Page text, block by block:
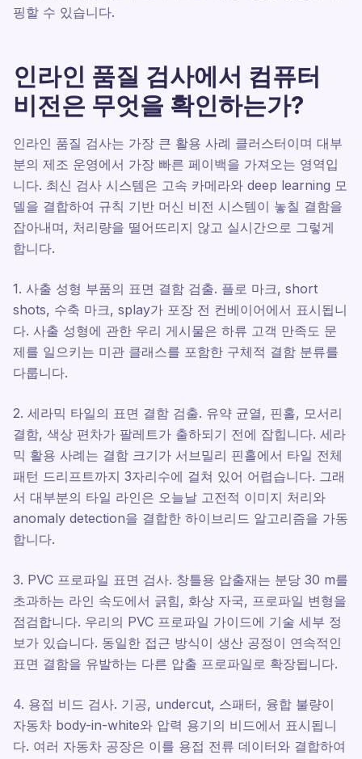
핑할 수 있습니다.
인라인 품질 검사에서 컴퓨터
비전은 무엇을 확인하는가?
인라인 품질 검사는 가장 큰 활용 사례 클러스터이며 대부
분의 제조 운영에서 가장 빠른 페이백을 가져오는 영역입
니다. 최신 검사 시스템은 고속 카메라와 deep learning 모
델을 결합하여 규칙 기반 머신 비전 시스템이 놓칠 결함을
잡아내며, 처리량을 떨어뜨리지 않고 실시간으로 그렇게
합니다.
1. 사출 성형 부품의 표면 결함 검출. 플로 마크, short
shots, 수축 마크, splay가 포장 전 컨베이어에서 표시됩니
다. 사출 성형에 관한 우리 게시물은 하류 고객 만족도 문
제를 일으키는 미관 클래스를 포함한 구체적 결함 분류를
다룹니다.
2. 세라믹 타일의 표면 결함 검출. 유약 균열, 핀홀, 모서리
결함, 색상 편차가 팔레트가 출하되기 전에 잡힙니다. 세라
믹 활용 사례는 결함 크기가 서브밀리 핀홀에서 타일 전체
패턴 드리프트까지 3자리수에 걸쳐 있어 어렵습니다. 그래
서 대부분의 타일 라인은 오늘날 고전적 이미지 처리와
anomaly detection을 결합한 하이브리드 알고리즘을 가동
합니다.
3. PVC 프로파일 표면 검사. 창틀용 압출재는 분당 30 m를
초과하는 라인 속도에서 긁힘, 화상 자국, 프로파일 변형을
점검합니다. 우리의 PVC 프로파일 가이드에 기술 세부 정
보가 있습니다. 동일한 접근 방식이 생산 공정이 연속적인
표면 결함을 유발하는 다른 압출 프로파일로 확장됩니다.
4. 용접 비드 검사. 기공, undercut, 스패터, 융합 불량이
자동차 body-in-white와 압력 용기의 비드에서 표시됩니
다. 여러 자동차 공장은 이를 용접 전류 데이터와 결합하여